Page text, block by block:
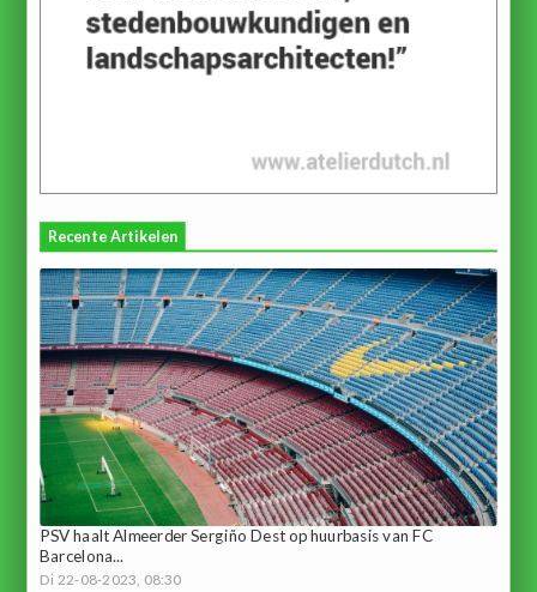
Recente Artikelen
PSV haalt Almeerder Sergiño Dest op huurbasis van FC
Barcelona...
Di 22-08-2023, 08:30